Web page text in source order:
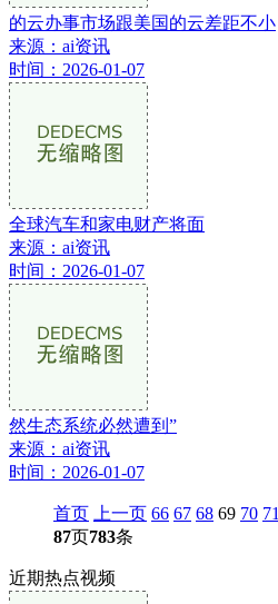
的云办事市场跟美国的云差距不小
来源：ai资讯
时间：2026-01-07
全球汽车和家电财产将面
来源：ai资讯
时间：2026-01-07
然生态系统必然遭到”
来源：ai资讯
时间：2026-01-07
首页 上一页 66 67 68 69 70 71
87页783条
近期热点视频